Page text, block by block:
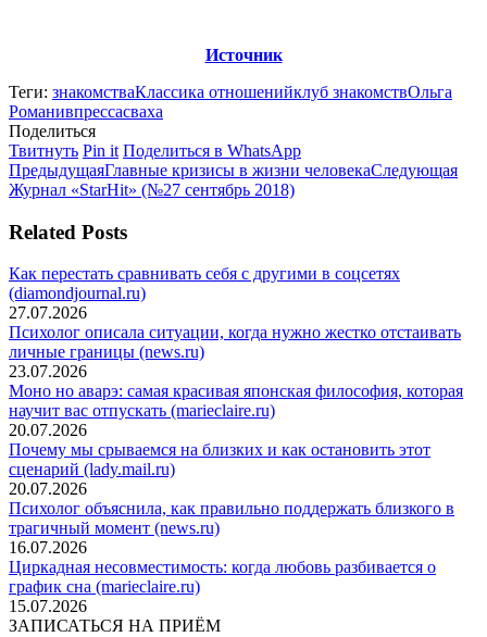
Источник
Теги: знакомстваКлассика отношенийклуб знакомствОльга
Романивпрессасваха
Поделиться
ТвитнутьПоделиться
в
Twitter
Pin itПоделиться
в
Pinterest
Поделиться в WhatsAppПоделиться
в
Навигация
по
записям
ПредыдущаяПредыдущая
запись:
Главные кризисы в жизни человекаСледующая
Журнал «StarHit» (№27 сентябрь 2018)
Related Posts
Как перестать сравнивать себя с другими в соцсетях
(diamondjournal.ru)
27.07.2026
Психолог описала ситуации, когда нужно жестко отстаивать
личные границы (news.ru)
23.07.2026
Моно но аварэ: самая красивая японская философия, которая
научит вас отпускать (marieclaire.ru)
20.07.2026
Почему мы срываемся на близких и как остановить этот
сценарий (lady.mail.ru)
20.07.2026
Психолог объяснила, как правильно поддержать близкого в
трагичный момент (news.ru)
16.07.2026
Циркадная несовместимость: когда любовь разбивается о
график сна (marieclaire.ru)
15.07.2026
ЗАПИСАТЬСЯ НА ПРИЁМ